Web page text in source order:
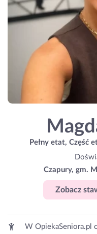
Pełny etat, Część
Czapury, gm.
Zobacz
W OpiekaSeniora.pl